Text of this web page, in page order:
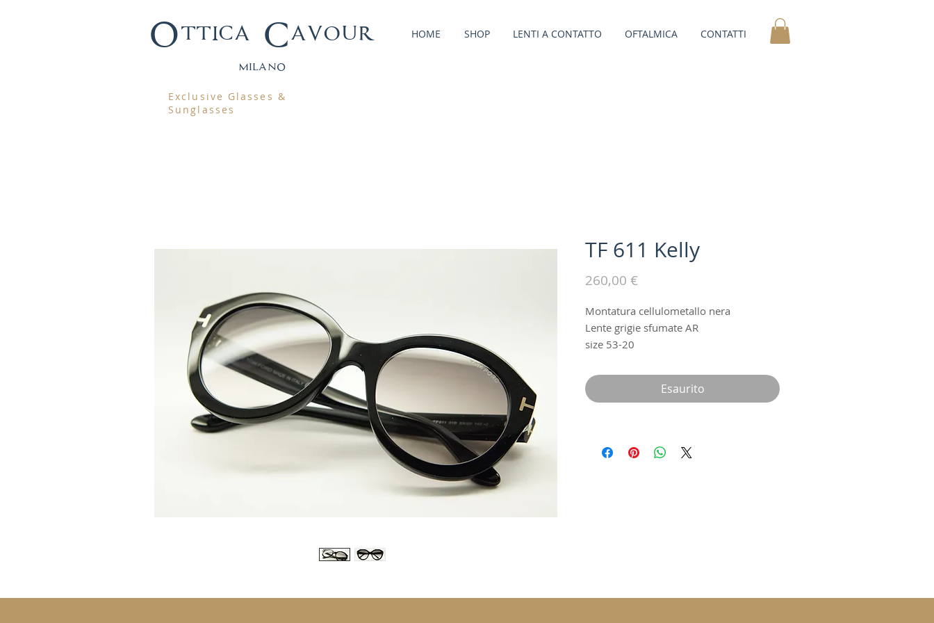
HOME SHOP LENTI A CONTATTO OFTALMICA CONTATTI
Ottica Cavour
milano
Exclusive Glasses &
Sunglasses
TF 611 Kelly
260,00 €Prezzo
Montatura cellulometallo nera
Lente grigie sfumate AR
size 53-20
Esaurito